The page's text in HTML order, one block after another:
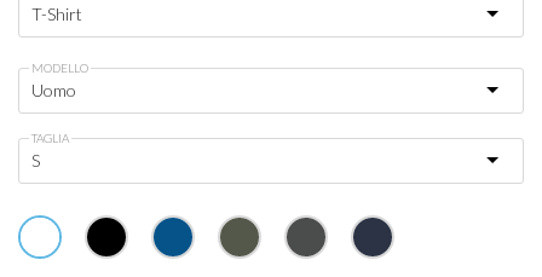
MODELLO
TAGLIA